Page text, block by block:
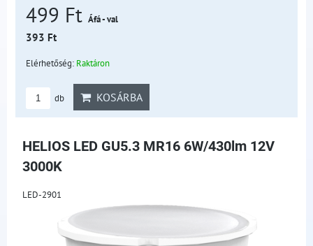
499 Ft Áfá - val
393 Ft
Elérhetőség: Raktáron
db KOSÁRBA
HELIOS LED GU5.3 MR16 6W/430lm 12V
3000K
LED-2901